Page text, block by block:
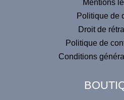
Mentions
Politique de
Droit de
Politique de
Conditions